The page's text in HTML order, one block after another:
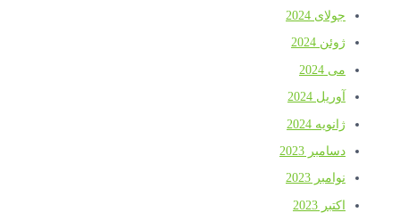
جولای 2024
ژوئن 2024
می 2024
آوریل 2024
ژانویه 2024
دسامبر 2023
نوامبر 2023
اکتبر 2023